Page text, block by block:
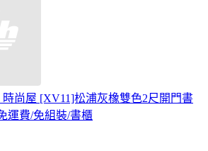
時尚屋 [XV11]松浦灰橡雙色2尺開門書
運費/免組裝/書櫃